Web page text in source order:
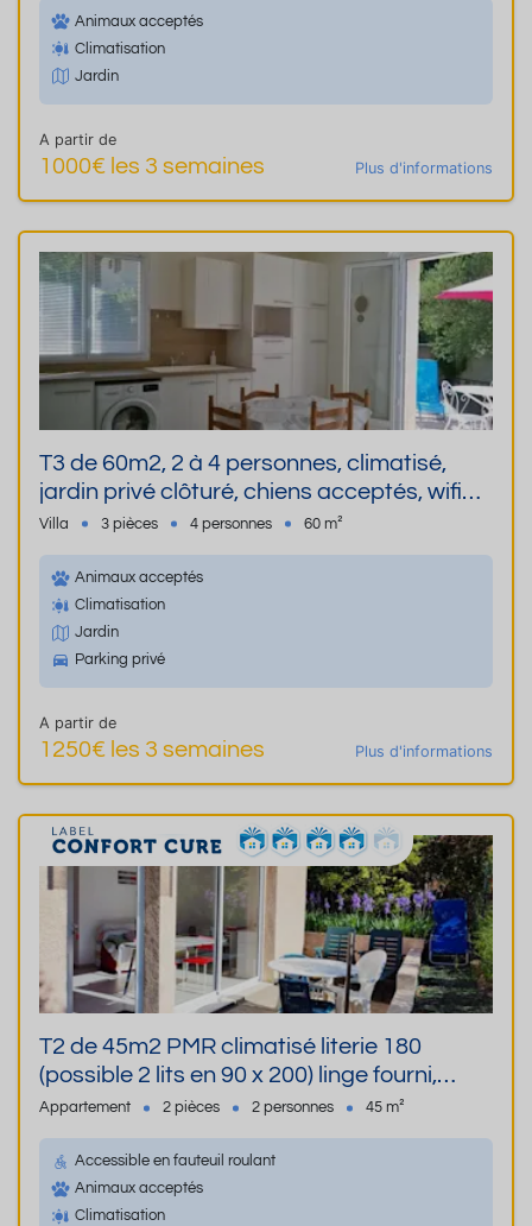
Animaux acceptés
Climatisation
Jardin
A partir de
1000€ les 3 semaines Plus d'informations
T3 de 60m2, 2 à 4 personnes, climatisé,
jardin privé clôturé, chiens acceptés, wifi
gratuit, parking privé
Villa 3 pièces 4 personnes 60 m²
Animaux acceptés
Climatisation
Jardin
Parking privé
A partir de
1250€ les 3 semaines Plus d'informations
T2 de 45m2 PMR climatisé literie 180
(possible 2 lits en 90 x 200) linge fourni,
terrasse jardin parking chien admis, très
calme
Appartement 2 pièces 2 personnes 45 m²
Accessible en fauteuil roulant
Animaux acceptés
Climatisation